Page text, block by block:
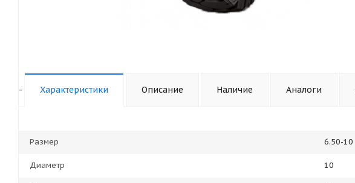
- Характеристики Описание Наличие Аналоги
Размер 6.50-10
Диаметр 10